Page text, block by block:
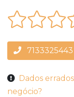
7133325443
Dados
negócio?